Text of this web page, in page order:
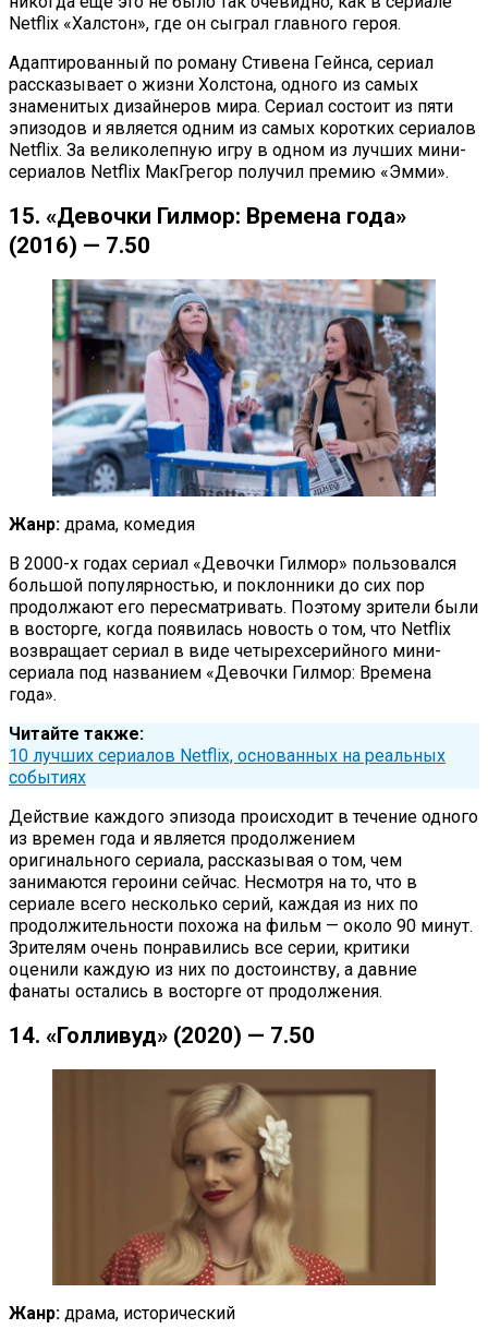
Netflix «Халстон», где он сыграл главного героя.
Адаптированный по роману Стивена Гейнса, сериал
рассказывает о жизни Холстона, одного из самых
знаменитых дизайнеров мира. Сериал состоит из пяти
эпизодов и является одним из самых коротких сериалов
Netflix. За великолепную игру в одном из лучших мини-
сериалов Netflix МакГрегор получил премию «Эмми».
15. «Девочки Гилмор: Времена года»
(2016) — 7.50
Жанр: драма, комедия
В 2000-х годах сериал «Девочки Гилмор» пользовался
большой популярностью, и поклонники до сих пор
продолжают его пересматривать. Поэтому зрители были
в восторге, когда появилась новость о том, что Netflix
возвращает сериал в виде четырехсерийного мини-
сериала под названием «Девочки Гилмор: Времена
года».
Читайте также:
10 лучших сериалов Netflix, основанных на реальных
событиях
Действие каждого эпизода происходит в течение одного
из времен года и является продолжением
оригинального сериала, рассказывая о том, чем
занимаются героини сейчас. Несмотря на то, что в
сериале всего несколько серий, каждая из них по
продолжительности похожа на фильм — около 90 минут.
Зрителям очень понравились все серии, критики
оценили каждую из них по достоинству, а давние
фанаты остались в восторге от продолжения.
14. «Голливуд» (2020) — 7.50
Жанр: драма, исторический